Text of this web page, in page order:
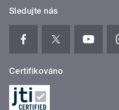
Sledujte nás
Certifikováno